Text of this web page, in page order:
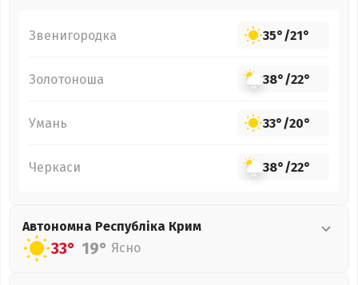
Звенигородка 35°/21°
Золотоноша 38°/22°
Умань 33°/20°
Черкаси 38°/22°
Автономна Республіка Крим
33° 19° Ясно